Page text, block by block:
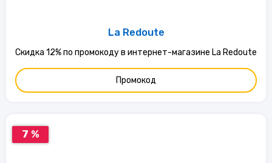
La Redoute
Скидка 12% по промокоду в интернет-магазине La Redoute
Промокод
7 %